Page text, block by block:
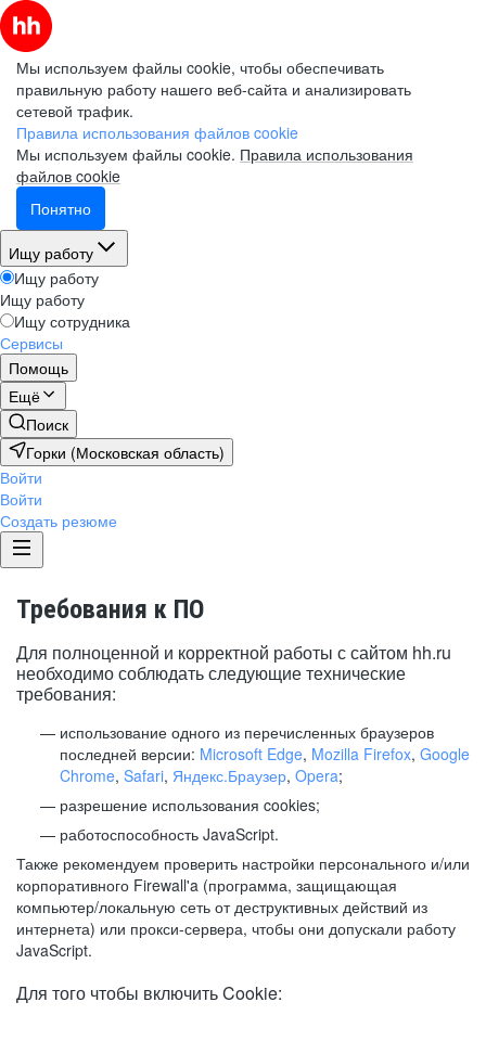
Мы используем файлы cookie, чтобы обеспечивать
правильную работу нашего веб-сайта и анализировать
сетевой трафик.
Правила использования файлов cookie
Мы используем файлы cookie. Правила использования
файлов cookie
Понятно
Ищу работу
Ищу работу
Ищу работу
Ищу сотрудника
Сервисы
Помощь
Ещё
Поиск
Горки (Московская область)
Войти
Войти
Создать резюме
Требования к ПО
Для полноценной и корректной работы с сайтом hh.ru
необходимо соблюдать следующие технические
требования:
использование одного из перечисленных браузеров
последней версии: Microsoft Edge, Mozilla Firefox, Google
Chrome, Safari, Яндекс.Браузер, Opera;
разрешение использования cookies;
работоспособность JavaScript.
Также рекомендуем проверить настройки персонального и/или
корпоративного Firewall'a (программа, защищающая
компьютер/локальную сеть от деструктивных действий из
интернета) или прокси-сервера, чтобы они допускали работу
JavaScript.
Для того чтобы включить Cookie: